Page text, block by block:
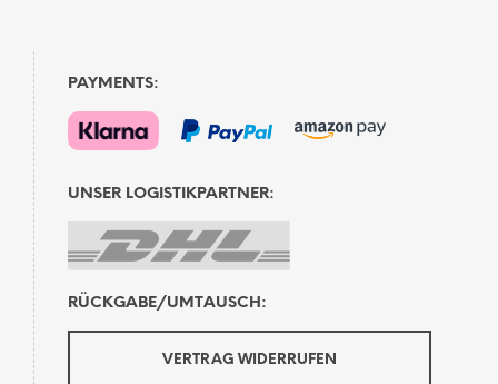
PAYMENTS:
UNSER LOGISTIKPARTNER:
RÜCKGABE/UMTAUSCH:
VERTRAG WIDERRUFEN